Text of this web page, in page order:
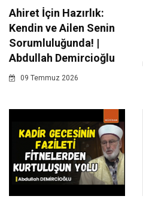
Ahiret İçin Hazırlık:
Kendin ve Ailen Senin
Sorumluluğunda! |
Abdullah Demircioğlu
09 Temmuz 2026